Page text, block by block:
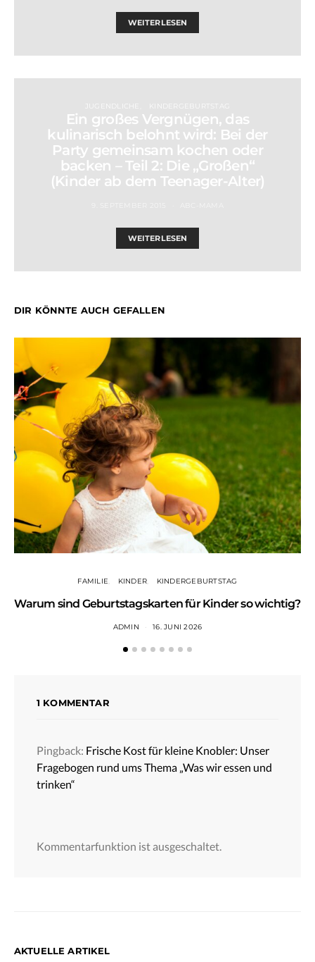
WEITERLESEN
JUGENDLICHE KINDERGEBURTSTAG
Ein großes Vergnügen, das
kulinarisch belohnt wird: Bei der
Party gemeinsam kochen oder
backen – Teil 2: Die „Großen“
(Kinder ab dem Teenager-Alter)
WEITERLESEN
DIR KÖNNTE AUCH GEFALLEN
FAMILIE KINDER KINDERGEBURTSTAG
Warum sind Geburtstagskarten für Kinder so wichtig?
ADMIN 16. JUNI 2026
1 KOMMENTAR
Pingback: Frische Kost für kleine Knobler: Unser
Fragebogen rund ums Thema „Was wir essen und
trinken“
Kommentarfunktion ist ausgeschaltet.
AKTUELLE ARTIKEL